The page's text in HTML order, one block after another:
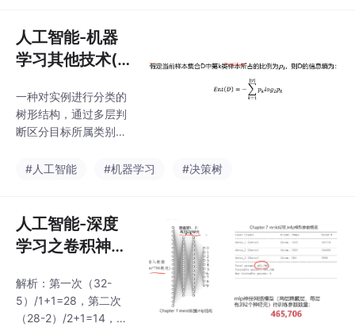
预处理方法，并熟悉了
转化数据的结构；4、
实现了对新文本数据的
人工智能-机器
学习其他技术(决
测，主成分分析)
一种对实例进行分类的
树形结构，通过多层判
断区分目标所属类别本
训练数据集中归纳出一
理解缺点：忽略属性间
的相关性样本分布不均
时，影响模型表现问题
节点应该选用哪个特
征。
#人工智能 #机器学习 #决策树
人工智能-深度
学习之卷积神经
解析：第一次（32-
5）/1+1=28，第二次
（28-2）/2+1=14，第